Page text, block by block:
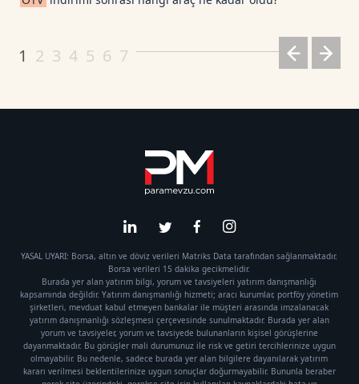
1 2 3 4 5 6 7
YASAL UYARI: Borsa, altın ve döviz verileri Matriks Data tarafından sağlanmaktadır.
Borsa verileri 15 dakika gecikmelidir.
Burada yer alan yatırım bilgi, yorum ve tavsiyeleri yatırım danışmanlığı
kapsamında değildir. Yatırım danışmanlığı hizmeti; aracı kurumlar, portföy yönetim
şirketleri, mevduat kabul etmeyen bankalar ile müşteri arasında imzalanacak
yatırım danışmanlığı sözleşmesi çerçevesinde sunulmaktadır. Burada yer alan
yorum ve tavsiyeler, yorum ve tavsiyede bulunanların kişisel görüşlerine
dayanmaktadır. Bu görüşler mali durumunuz ile risk ve getiri tercihlerinize uygun
olmayabilir. Bu nedenle, sadece burada yer alan bilgilere dayanılarak yatırım
kararı verilmesi beklentilerinize uygun sonuçlar doğurmayabilir. Bununla beraber